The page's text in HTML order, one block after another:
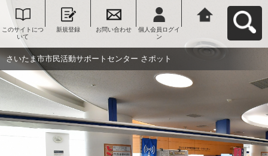
このサイトにつ
いて
新規登録 お問い合わせ
個人会員ログイ
ン
ンター さポット
へ戻る
さいたま市市民活動サポートセンター さポット